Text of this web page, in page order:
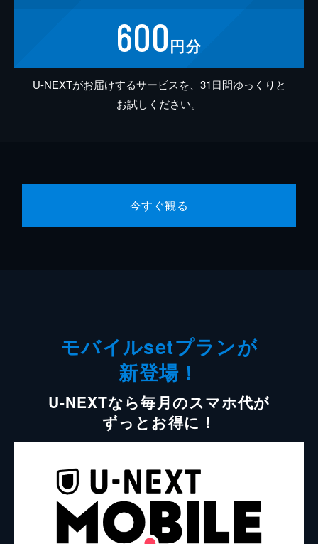
600円分
U-NEXTがお届けするサービスを、31日間ゆっくりと
お試しください。
今すぐ観る
モバイルsetプランが
新登場！
U-NEXTなら毎月のスマホ代が
ずっとお得に！